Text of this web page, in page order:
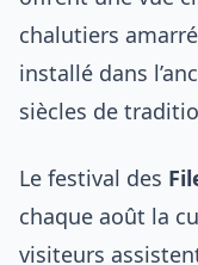
chalutiers
installé dans
siècles de
Le festival des
chaque août la
visiteurs